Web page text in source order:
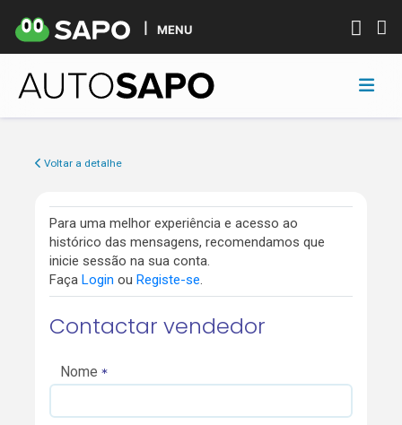
MENU
Voltar a detalhe
Para uma melhor experiência e acesso ao
histórico das mensagens, recomendamos que
inicie sessão na sua conta.
Faça Login ou Registe-se.
Contactar vendedor
Nome